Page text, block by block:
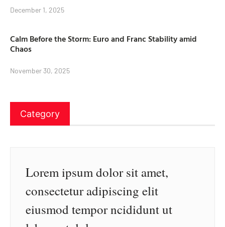
December 1, 2025
Calm Before the Storm: Euro and Franc Stability amid
Chaos
November 30, 2025
Category
Lorem ipsum dolor sit amet,
consectetur adipiscing elit
eiusmod tempor ncididunt ut